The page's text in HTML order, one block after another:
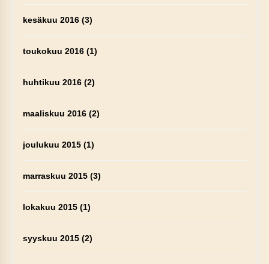
kesäkuu 2016(3)
toukokuu 2016(1)
huhtikuu 2016(2)
maaliskuu 2016(2)
joulukuu 2015(1)
marraskuu 2015(3)
lokakuu 2015(1)
syyskuu 2015(2)